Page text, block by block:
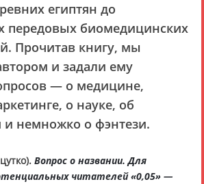
египтян до
передовых биомедицинских
Прочитав книгу, мы
и задали ему
— о медицине,
о науке, об
и немножко о фэнтези.
Вопрос о названии. Для
читателей «0,05» —